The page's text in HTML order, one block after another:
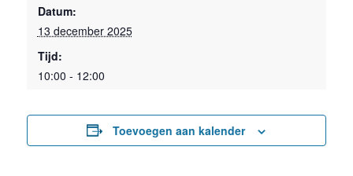
Datum:
13 december 2025
Tijd:
10:00 - 12:00
Toevoegen aan kalender